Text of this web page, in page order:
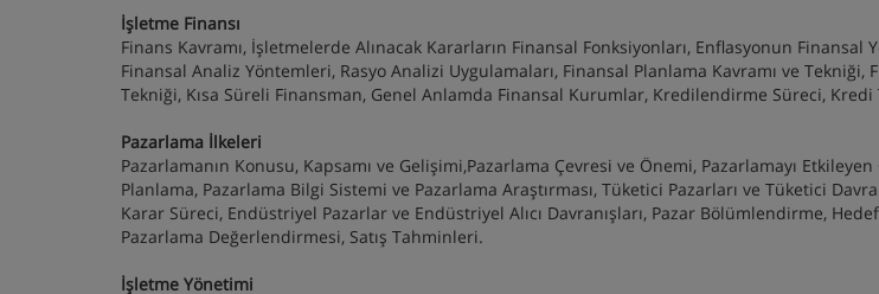
İşletme Finansı
Finans Kavramı, İşletmelerde Alınacak Kararların Finansal Fonksiyonları, Enflasyonun Finansal
Finansal Analiz Yöntemleri, Rasyo Analizi Uygulamaları, Finansal Planlama Kavramı ve Tekniği,
Tekniği, Kısa Süreli Finansman, Genel Anlamda Finansal Kurumlar, Kredilendirme Süreci,
Pazarlama İlkeleri
Pazarlamanın Konusu, Kapsamı ve Gelişimi,Pazarlama Çevresi ve Önemi, Pazarlamayı
Planlama, Pazarlama Bilgi Sistemi ve Pazarlama Araştırması, Tüketici Pazarları ve Tüketici
Karar Süreci, Endüstriyel Pazarlar ve Endüstriyel Alıcı Davranışları, Pazar Bölümlendirme,
Pazarlama Değerlendirmesi, Satış Tahminleri.
İşletme Yönetimi